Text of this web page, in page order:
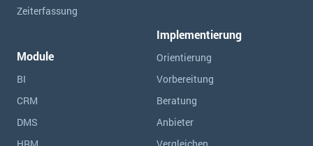
Zeiterfassung
Module
BI
CRM
DMS
Implementierung
Orientierung
Vorbereitung
Beratung
Anbieter